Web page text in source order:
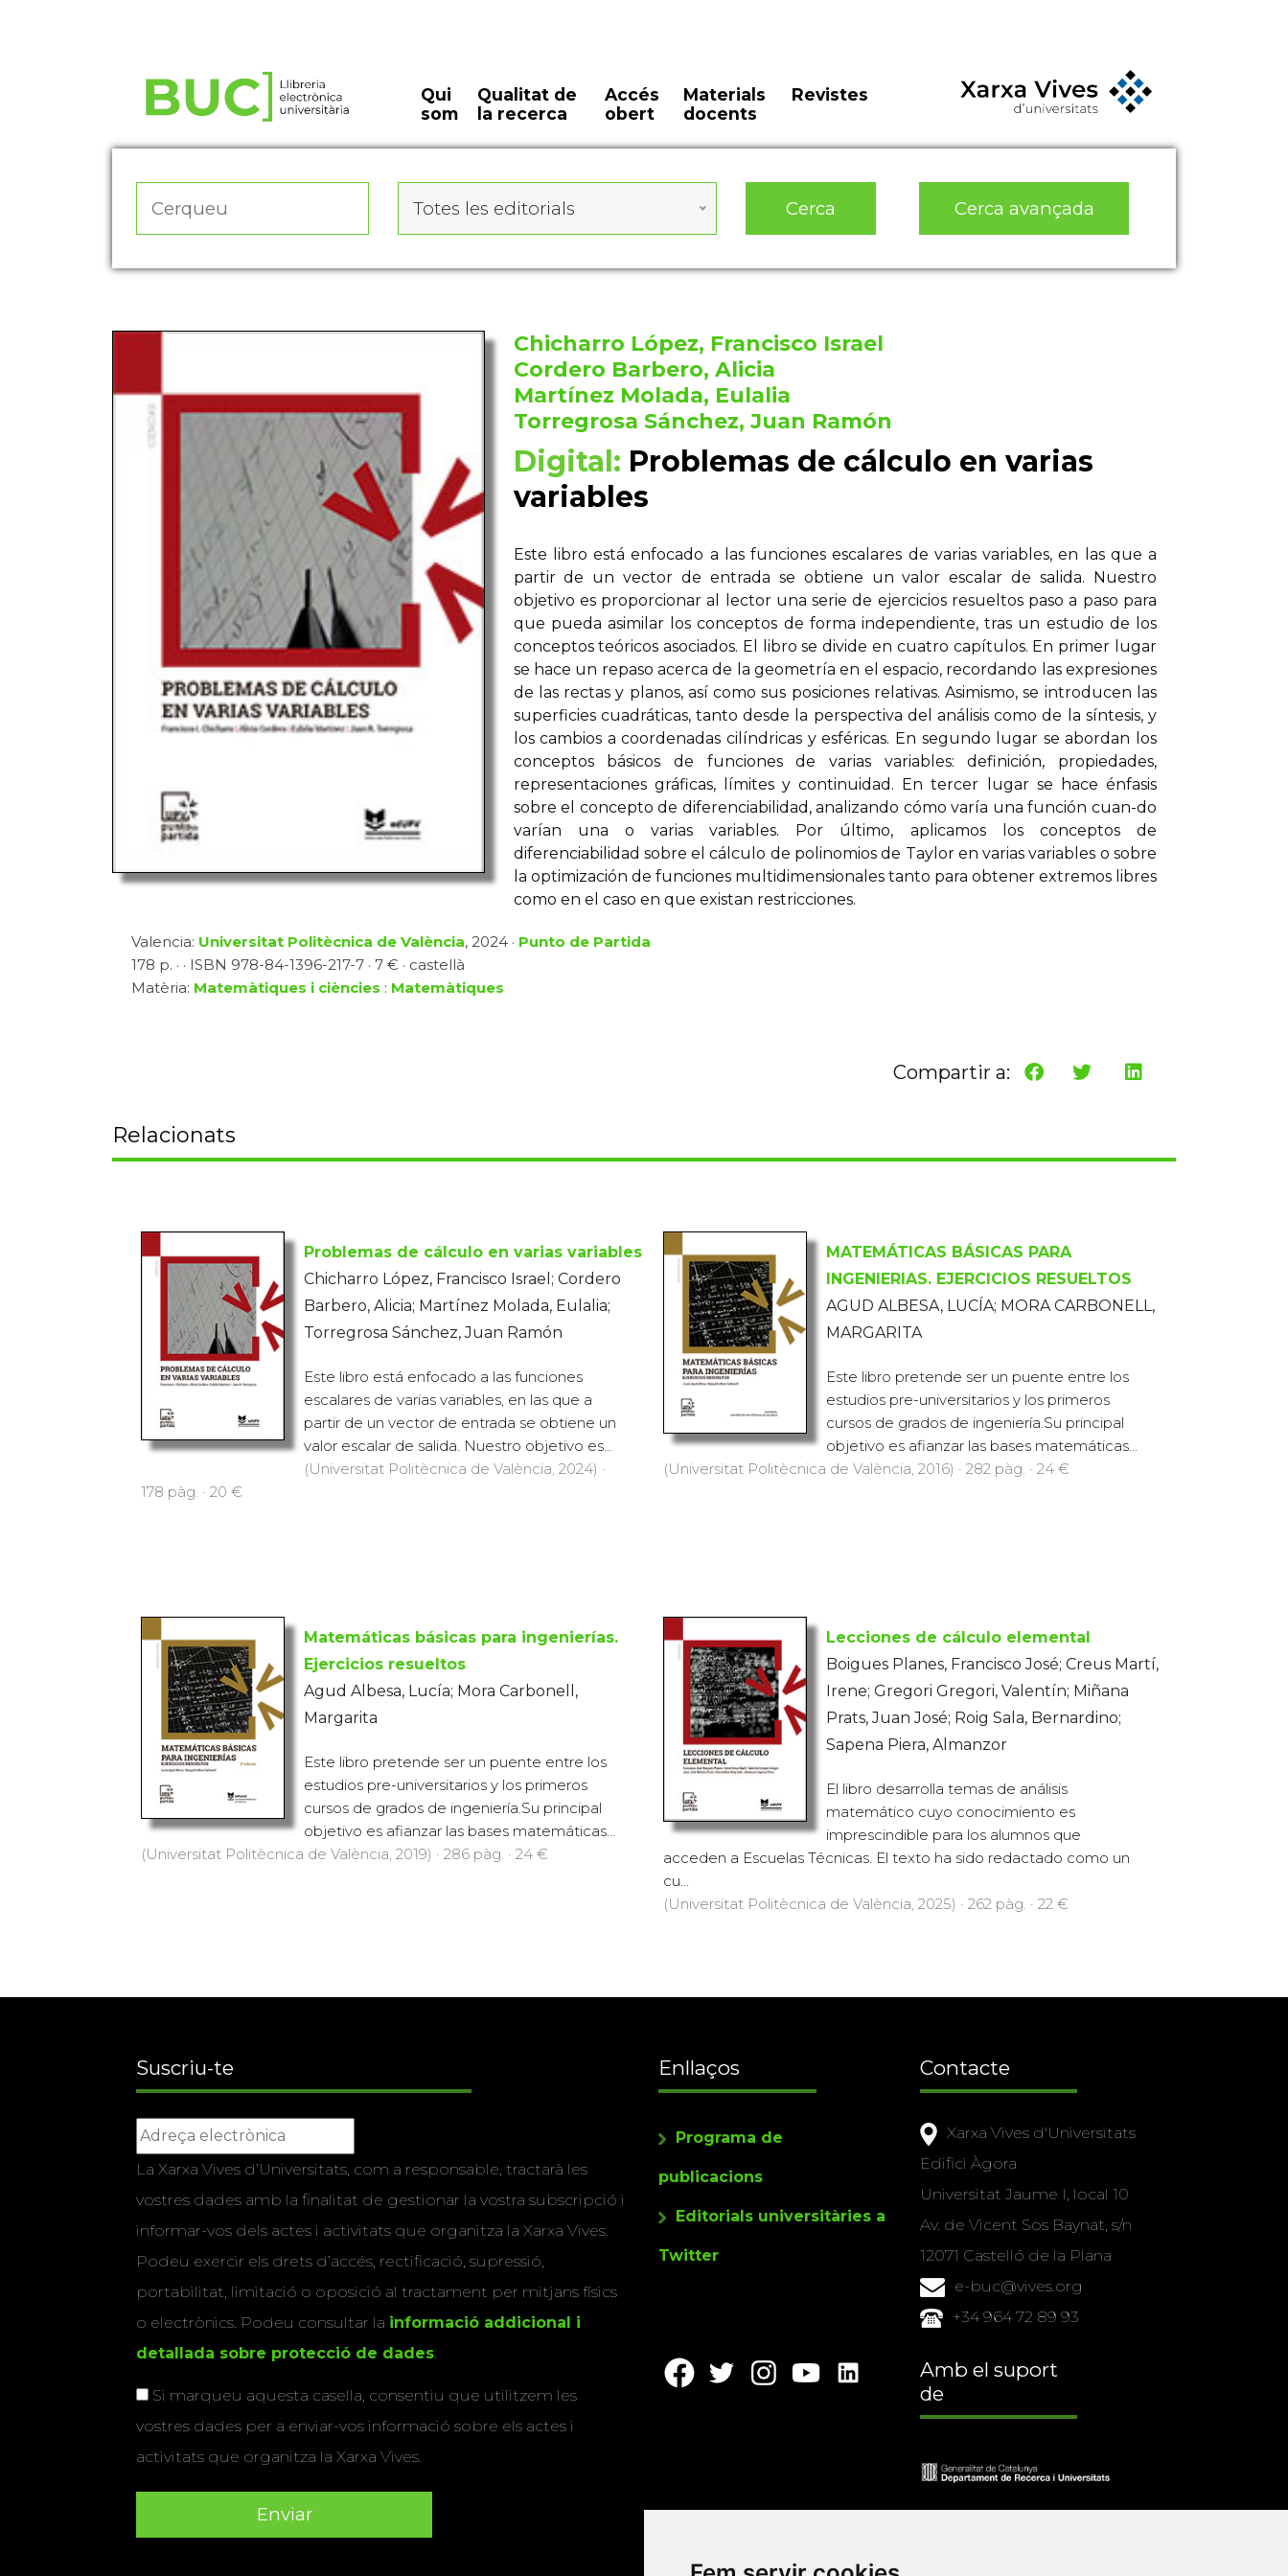
Qui
som
Qualitat de
la recerca
Accés
obert
Materials
docents
Revistes
Totes les editorials Cerca Cerca avançada
Chicharro López, Francisco Israel
Cordero Barbero, Alicia
Martínez Molada, Eulalia
Torregrosa Sánchez, Juan Ramón
Digital: Problemas de cálculo en varias
variables
Este libro está enfocado a las funciones escalares de varias variables, en las que a
partir de un vector de entrada se obtiene un valor escalar de salida. Nuestro
objetivo es proporcionar al lector una serie de ejercicios resueltos paso a paso para
que pueda asimilar los conceptos de forma independiente, tras un estudio de los
conceptos teóricos asociados. El libro se divide en cuatro capítulos. En primer lugar
se hace un repaso acerca de la geometría en el espacio, recordando las expresiones
de las rectas y planos, así como sus posiciones relativas. Asimismo, se introducen las
superficies cuadráticas, tanto desde la perspectiva del análisis como de la síntesis, y
los cambios a coordenadas cilíndricas y esféricas. En segundo lugar se abordan los
conceptos básicos de funciones de varias variables: definición, propiedades,
representaciones gráficas, límites y continuidad. En tercer lugar se hace énfasis
sobre el concepto de diferenciabilidad, analizando cómo varía una función cuan-do
varían una o varias variables. Por último, aplicamos los conceptos de
diferenciabilidad sobre el cálculo de polinomios de Taylor en varias variables o sobre
la optimización de funciones multidimensionales tanto para obtener extremos libres
como en el caso en que existan restricciones.
Valencia: Universitat Politècnica de València, 2024 · Punto de Partida
178 p. · · ISBN 978-84-1396-217-7 · 7 € · castellà
Matèria: Matemàtiques i ciències : Matemàtiques
Compartir a:
Relacionats
Problemas de cálculo en varias variables
Chicharro López, Francisco Israel; Cordero
Barbero, Alicia; Martínez Molada, Eulalia;
Torregrosa Sánchez, Juan Ramón
Este libro está enfocado a las funciones
escalares de varias variables, en las que a
partir de un vector de entrada se obtiene un
valor escalar de salida. Nuestro objetivo es...
(Universitat Politècnica de València, 2024) ·
178 pàg. · 20 €
MATEMÁTICAS BÁSICAS PARA
INGENIERIAS. EJERCICIOS RESUELTOS
AGUD ALBESA, LUCÍA; MORA CARBONELL,
MARGARITA
Este libro pretende ser un puente entre los
estudios pre-universitarios y los primeros
cursos de grados de ingeniería.Su principal
objetivo es afianzar las bases matemáticas...
(Universitat Politècnica de València, 2016) · 282 pàg. · 24 €
Matemáticas básicas para ingenierías.
Ejercicios resueltos
Agud Albesa, Lucía; Mora Carbonell,
Margarita
Este libro pretende ser un puente entre los
estudios pre-universitarios y los primeros
cursos de grados de ingeniería.Su principal
objetivo es afianzar las bases matemáticas...
(Universitat Politècnica de València, 2019) · 286 pàg. · 24 €
Lecciones de cálculo elemental
Boigues Planes, Francisco José; Creus Martí,
Irene; Gregori Gregori, Valentín; Miñana
Prats, Juan José; Roig Sala, Bernardino;
Sapena Piera, Almanzor
El libro desarrolla temas de análisis
matemático cuyo conocimiento es
imprescindible para los alumnos que
acceden a Escuelas Técnicas. El texto ha sido redactado como un
cu...
(Universitat Politècnica de València, 2025) · 262 pàg. · 22 €
Suscriu-te
La Xarxa Vives d’Universitats, com a responsable, tractarà les
vostres dades amb la finalitat de gestionar la vostra subscripció i
informar-vos dels actes i activitats que organitza la Xarxa Vives.
Podeu exercir els drets d’accés, rectificació, supressió,
portabilitat, limitació o oposició al tractament per mitjans físics
o electrònics. Podeu consultar la informació addicional i
detallada sobre protecció de dades.
Si marqueu aquesta casella, consentiu que utilitzem les
vostres dades per a enviar-vos informació sobre els actes i
activitats que organitza la Xarxa Vives.
Enllaços
Programa de
publicacions
Editorials universitàries a
Twitter
Contacte
Xarxa Vives d'Universitats
Edifici Àgora
Universitat Jaume I, local 10
Av. de Vicent Sos Baynat, s/n
12071 Castelló de la Plana
e-buc@vives.org
+34 964 72 89 93
Amb el suport
de